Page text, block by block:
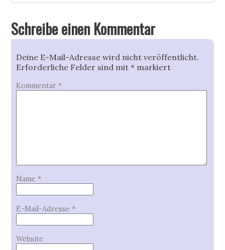
Schreibe einen Kommentar
Deine E-Mail-Adresse wird nicht veröffentlicht.
Erforderliche Felder sind mit* markiert
Kommentar*
Name*
E-Mail-Adresse*
Website